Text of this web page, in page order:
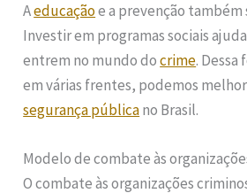
Aeducaçãoe a prevenção
Investir em programas sociais
entrem no mundo docrime.
em várias frentes, podemos
segurança públicano Brasil.
Modelo de combate às
O combate às organizações